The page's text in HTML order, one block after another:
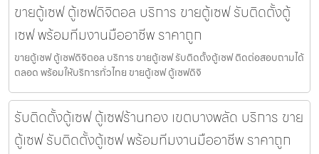
ขายตู้เซฟ ตู้เซฟดิจิตอล บริการ ขายตู้เซฟ รับติดตั้งตู้
เซฟ พร้อมทีมงานมืออาชีพ ราคาถูก
ขายตู้เซฟ ตู้เซฟดิจิตอล บริการ ขายตู้เซฟ รับติดตั้งตู้เซฟ ติดต่อสอบถามได้
ตลอด พร้อมให้บริการทั่วไทย ขายตู้เซฟ ตู้เซฟดิจิ
รับติดตั้งตู้เซฟ ตู้เซฟร้านทอง เขตบางพลัด บริการ ขาย
ตู้เซฟ รับติดตั้งตู้เซฟ พร้อมทีมงานมืออาชีพ ราคาถูก